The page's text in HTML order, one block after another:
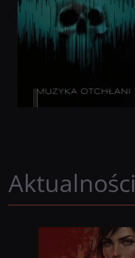
Aktualności